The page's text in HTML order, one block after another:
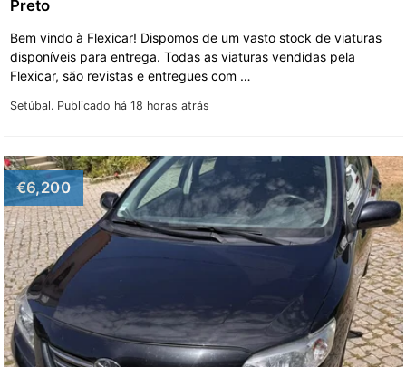
Setúbal. Publicado há 18 horas atrás
Preto
Bem vindo à Flexicar! Dispomos de um vasto stock de viaturas
disponíveis para entrega. Todas as viaturas vendidas pela
Flexicar, são revistas e entregues com …
€6,200